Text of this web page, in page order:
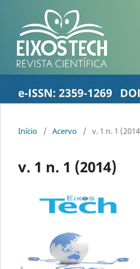
Início / Acervo / v. 1 n. 1
v. 1 n. 1 (2014)